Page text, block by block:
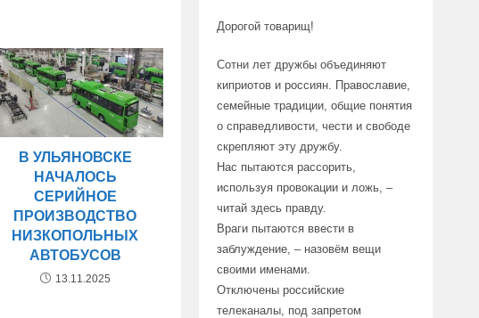
В УЛЬЯНОВСКЕ
НАЧАЛОСЬ
СЕРИЙНОЕ
ПРОИЗВОДСТВО
НИЗКОПОЛЬНЫХ
АВТОБУСОВ
13.11.2025
Дорогой товарищ!
Сотни лет дружбы объединяют
киприотов и россиян. Православие,
семейные традиции, общие понятия
о справедливости, чести и свободе
скрепляют эту дружбу.
Нас пытаются рассорить,
используя провокации и ложь, –
читай здесь правду.
Враги пытаются ввести в
заблуждение, – назовём вещи
своими именами.
Отключены российские
телеканалы, под запретом